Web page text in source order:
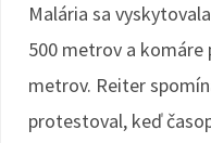
Malária sa
500 metrov a komáre
metrov. Reiter
protestoval, keď